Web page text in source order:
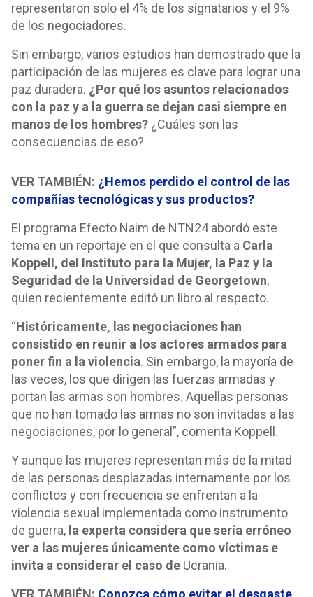
representaron solo el 4% de los signatarios y el 9%
de los negociadores.
Sin embargo, varios estudios han demostrado que la
participación de las mujeres es clave para lograr una
paz duradera. ¿Por qué los asuntos relacionados
con la paz y a la guerra se dejan casi siempre en
manos de los hombres? ¿Cuáles son las
consecuencias de eso?
VER TAMBIÉN: ¿Hemos perdido el control de las
compañías tecnológicas y sus productos?
El programa Efecto Naim de NTN24 abordó este
tema en un reportaje en el que consulta a Carla
Koppell, del Instituto para la Mujer, la Paz y la
Seguridad de la Universidad de Georgetown,
quien recientemente editó un libro al respecto.
“Históricamente, las negociaciones han
consistido en reunir a los actores armados para
poner fin a la violencia. Sin embargo, la mayoría de
las veces, los que dirigen las fuerzas armadas y
portan las armas son hombres. Aquellas personas
que no han tomado las armas no son invitadas a las
negociaciones, por lo general ”, comenta Koppell.
Y aunque las mujeres representan más de la mitad
de las personas desplazadas internamente por los
conflictos y con frecuencia se enfrentan a la
violencia sexual implementada como instrumento
de guerra, la experta considera que sería erróneo
ver a las mujeres únicamente como víctimas e
invita a considerar el caso de Ucrania.
VER TAMBIÉN: Conozca cómo evitar el desgaste